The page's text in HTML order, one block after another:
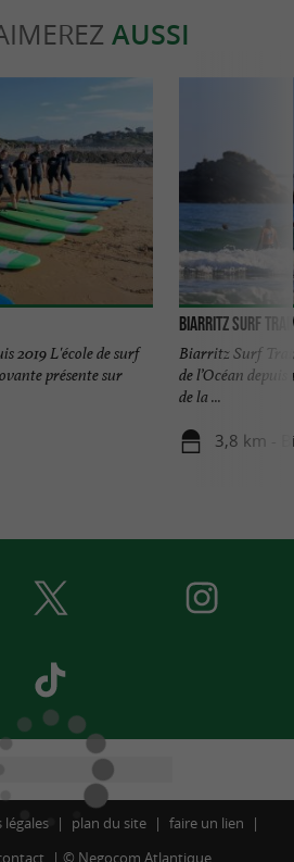
AUSSI
2019 L'école de surf
présente sur
Biarritz Surf
Biarritz Surf
de l’Océan
de la ...
3,8 km -
plan du site
faire un lien